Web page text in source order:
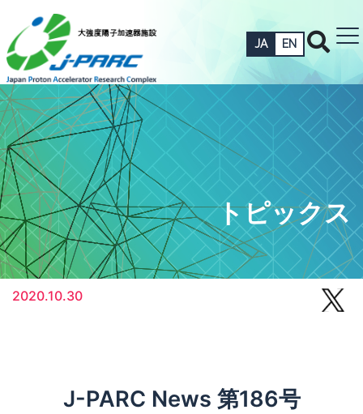
JA EN
トピックス
2020.10.30
J-PARC News 第186号